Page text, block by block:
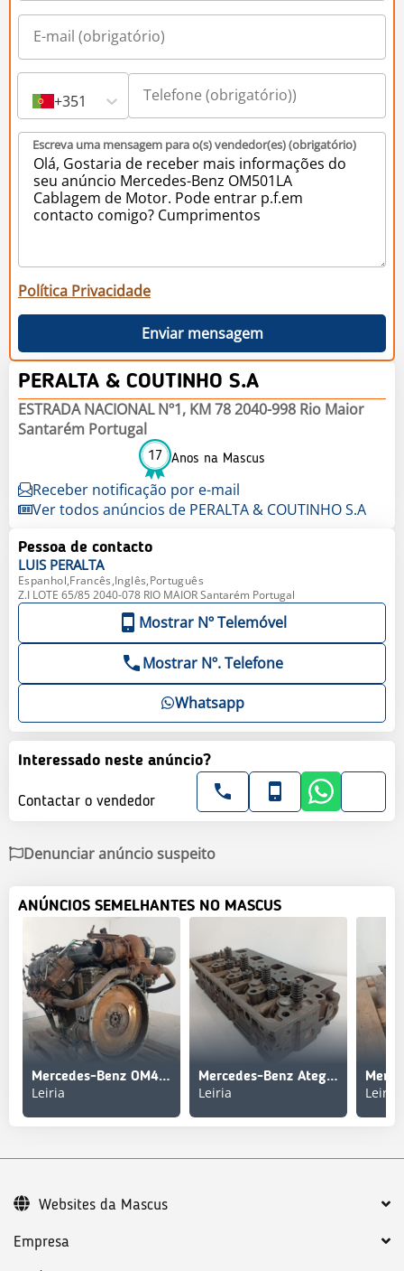
+351
Escreva uma mensagem para o(s) vendedor(es) (obrigatório)
Política Privacidade
Enviar mensagem
PERALTA & COUTINHO S.A
ESTRADA NACIONAL Nº1, KM 78 2040-998 Rio Maior
Santarém Portugal
17 Anos na Mascus
Receber notificação por e-mail
Ver todos anúncios de PERALTA & COUTINHO S.A
Pessoa de contacto
LUIS PERALTA
Espanhol,Francês,Inglês,Português
Z.I LOTE 65/85 2040-078 RIO MAIOR Santarém Portugal
Mostrar Nº Telemóvel
Mostrar Nº. Telefone
Whatsapp
Interessado neste anúncio?
Contactar o vendedor
Denunciar anúncio suspeito
ANÚNCIOS SEMELHANTES NO MASCUS
Mercedes-Benz OM441LAI/11 Motor Completo
Leiria
Mercedes-Benz Atego / OM904LA Cabeça do Motor com Válvulas
Leiria Leiria
Empresa
Websites da Mascus